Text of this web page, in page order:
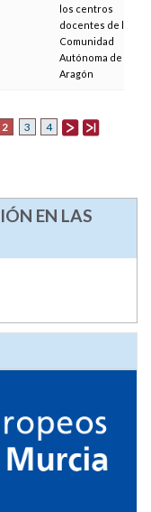
los centros
docentes de la
Comunidad
Autónoma de
Aragón
2 3 4
EN LAS